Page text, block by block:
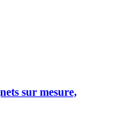
sur mesure,